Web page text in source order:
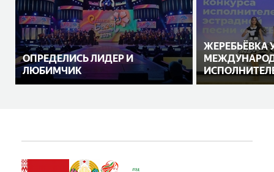
ОПРЕДЕЛИСЬ ЛИДЕР И
ЛЮБИМЧИК
ЖЕРЕБЬЁВКА
ПЕСНИ